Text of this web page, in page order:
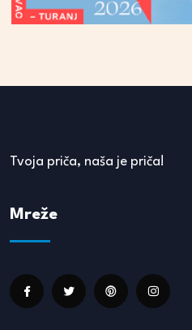
Tvoja priča, naša je priča!
Mreže